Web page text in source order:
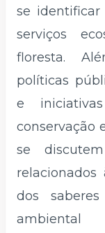
se
serviços
floresta.
políticas
e
conservação
se
relacionados
dos